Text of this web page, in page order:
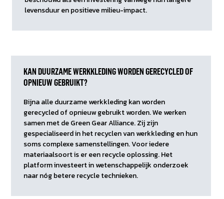
levensduur en positieve milieu-impact.
KAN DUURZAME WERKKLEDING WORDEN GERECYCLED OF
OPNIEUW GEBRUIKT?
Bijna alle duurzame werkkleding kan worden
gerecycled of opnieuw gebruikt worden. We werken
samen met de Green Gear Alliance. Zij zijn
gespecialiseerd in het recyclen van werkkleding en hun
soms complexe samenstellingen. Voor iedere
materiaalsoort is er een recycle oplossing. Het
platform investeert in wetenschappelijk onderzoek
naar nóg betere recycle technieken.